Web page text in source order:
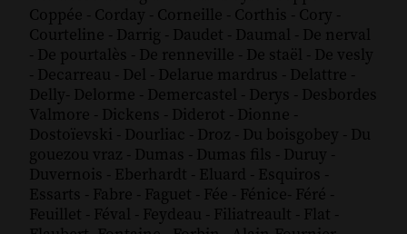
Coppée - Corday - Corneille - Corthis - Cory -
Courteline - Darrig - Daudet - Daumal - De nerval
- De pourtalès - De renneville - De staël - De vesly
- Decarreau - Del - Delarue mardrus - Delattre -
Delly- Delorme - Demercastel - Derys - Desbordes
Valmore - Dickens - Diderot - Dionne -
Dostoïevski - Dourliac - Droz - Du boisgobey - Du
gouezou vraz - Dumas - Dumas fils - Duruy -
Duvernois - Eberhardt - Eluard - Esquiros -
Essarts - Fabre - Faguet - Fée - Fénice- Féré -
Feuillet - Féval - Feydeau - Filiatreault - Flat -